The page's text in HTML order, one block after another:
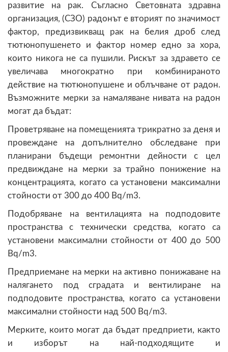
развитие на рак. Съгласно Световната здравна
организация, (СЗО) радонът е вторият по значимост
фактор, предизвикващ рак на белия дроб след
тютюнопушенето и фактор номер едно за хора,
които никога не са пушили. Рискът за здравето се
увеличава многократно при комбинираното
действие на тютюнопушене и облъчване от радон.
Възможните мерки за намаляване нивата на радон
могат да бъдат:
Проветряване на помещенията трикратно за деня и
провеждане на допълнително обследване при
планирани бъдещи ремонтни дейности с цел
предвиждане на мерки за трайно понижение на
концентрацията, когато са установени максимални
стойности от 300 до 400 Bq/m3.
Подобряване на вентилацията на подподовите
пространства с технически средства, когато са
установени максимални стойности от 400 до 500
Bq/m3.
Предприемане на мерки на активно понижаване на
налягането под сградата и вентилиране на
подподовите пространства, когато са установени
максимални стойности над 500 Bq/m3.
Мерките, които могат да бъдат предприети, както
и изборът на най-подходящите и